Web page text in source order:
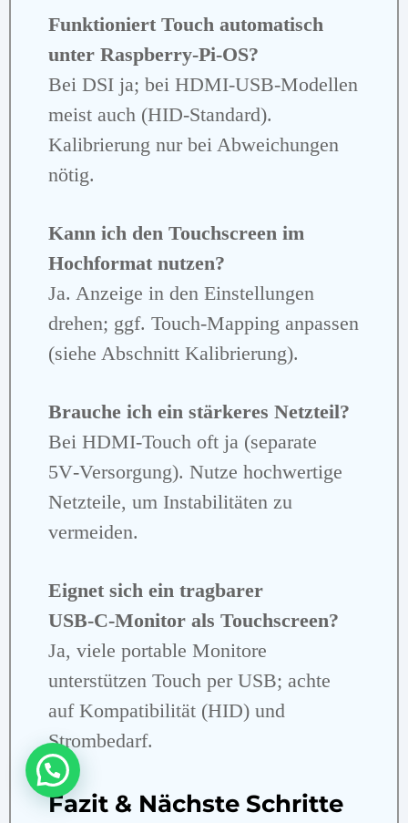
Funktioniert Touch automatisch
unter Raspberry‑Pi‑OS?
Bei DSI ja; bei HDMI‑USB‑Modellen
meist auch (HID‑Standard).
Kalibrierung nur bei Abweichungen
nötig.
Kann ich den Touchscreen im
Hochformat nutzen?
Ja. Anzeige in den Einstellungen
drehen; ggf. Touch‑Mapping anpassen
(siehe Abschnitt Kalibrierung).
Brauche ich ein stärkeres Netzteil?
Bei HDMI‑Touch oft ja (separate
5V‑Versorgung). Nutze hochwertige
Netzteile, um Instabilitäten zu
vermeiden.
Eignet sich ein tragbarer
USB‑C‑Monitor als Touchscreen?
Ja, viele portable Monitore
unterstützen Touch per USB; achte
auf Kompatibilität (HID) und
Strombedarf.
Fazit & Nächste Schritte